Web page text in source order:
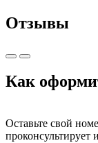
Отзывы
Как
Оставьте свой
проконсультирует